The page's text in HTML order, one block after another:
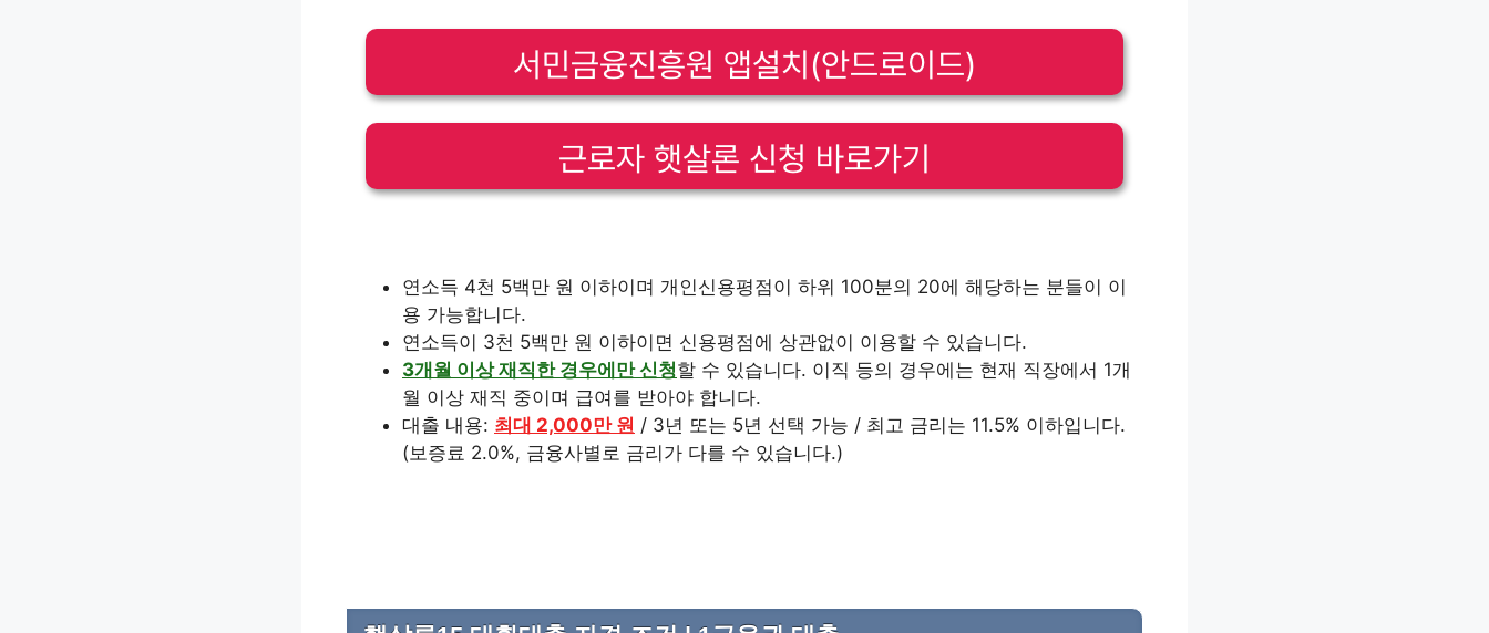
서민금융진흥원 앱설치(안드로이드)
근로자 햇살론 신청 바로가기
연소득 4천 5백만 원 이하이며 개인신용평점이 하위 100분의 20에 해당하는 분들이 이
용 가능합니다.
연소득이 3천 5백만 원 이하이면 신용평점에 상관없이 이용할 수 있습니다.
3개월 이상 재직한 경우에만 신청할 수 있습니다. 이직 등의 경우에는 현재 직장에서 1개
월 이상 재직 중이며 급여를 받아야 합니다.
대출 내용: 최대 2,000만 원 / 3년 또는 5년 선택 가능 / 최고 금리는 11.5% 이하입니다.
(보증료 2.0%, 금융사별로 금리가 다를 수 있습니다.)